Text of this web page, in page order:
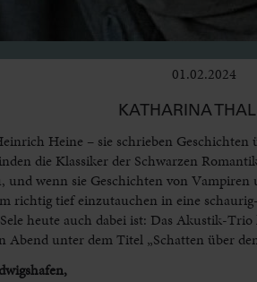
01.02.2024
KATHARINA
Heine – sie schrieben
die Klassiker der Schwarzen
und wenn sie Geschichten von
richtig tief einzutauchen in eine
heute auch dabei ist: Das Akustik-
Abend unter dem Titel „Schatten über